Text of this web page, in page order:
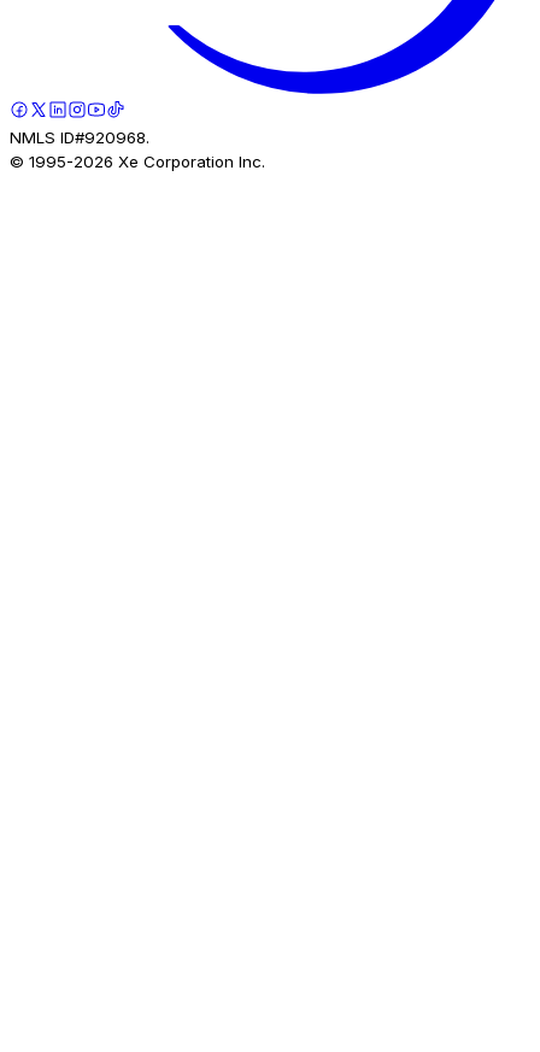
NMLS ID#920968.
© 1995-2026 Xe Corporation Inc.